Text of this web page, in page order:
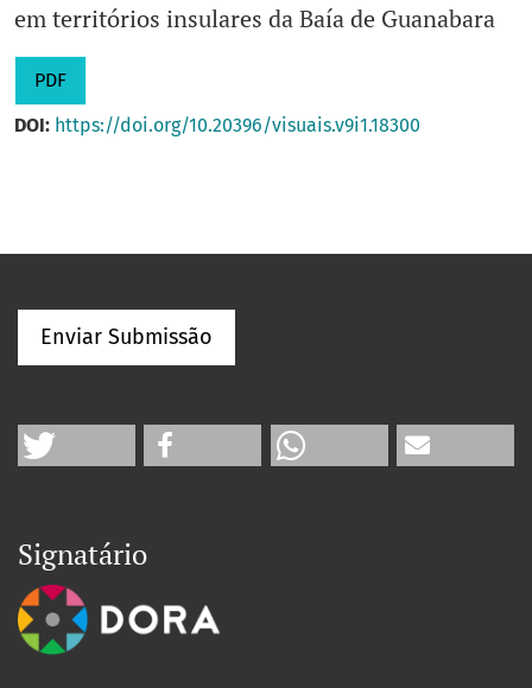
em territórios insulares da Baía de Guanabara
PDF
DOI: https://doi.org/10.20396/visuais.v9i1.18300
Enviar Submissão
Signatário